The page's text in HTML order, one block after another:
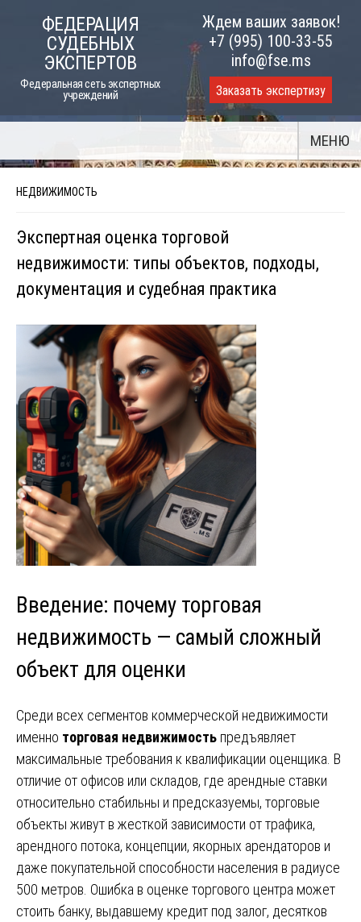
ФЕДЕРАЦИЯ
СУДЕБНЫХ
ЭКСПЕРТОВ
Федеральная сеть экспертных
учреждений
Ждем ваших заявок!
+7 (995) 100-33-55
info@fse.ms
Заказать экспертизу
МЕНЮ
НЕДВИЖИМОСТЬ
Экспертная оценка торговой
недвижимости: типы объектов, подходы,
документация и судебная практика
Введение: почему торговая
недвижимость — самый сложный
объект для оценки
Среди всех сегментов коммерческой недвижимости
именно торговая недвижимость предъявляет
максимальные требования к квалификации оценщика. В
отличие от офисов или складов, где арендные ставки
относительно стабильны и предсказуемы, торговые
объекты живут в жесткой зависимости от трафика,
арендного потока, концепции, якорных арендаторов и
даже покупательной способности населения в радиусе
500 метров. Ошибка в оценке торгового центра может
стоить банку, выдавшему кредит под залог, десятков